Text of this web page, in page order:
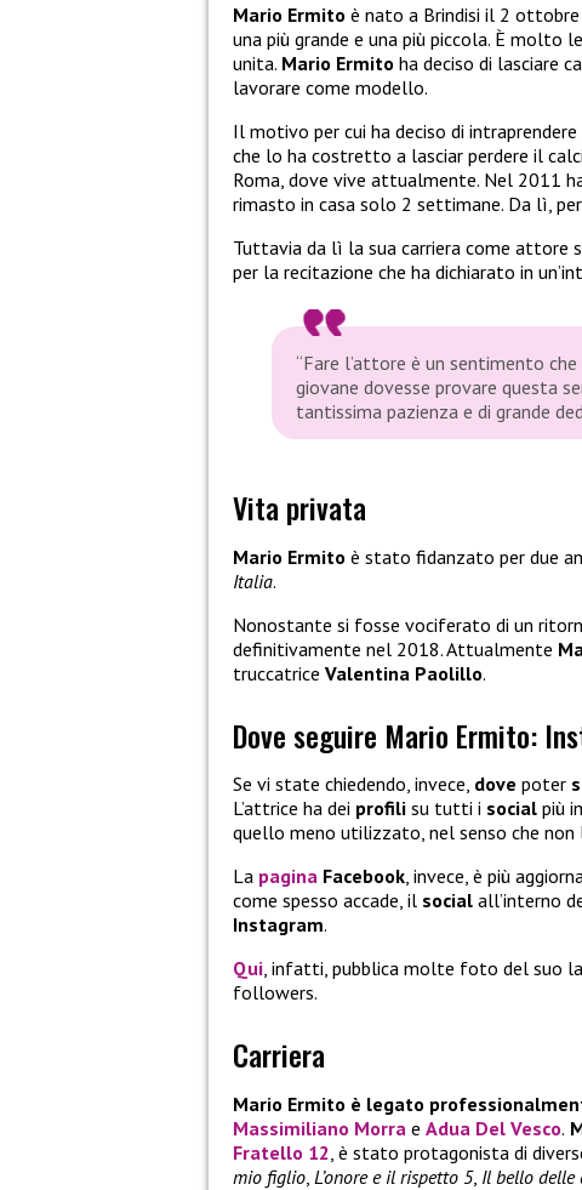
Mario Ermito è nato a Brindisi il 2
una più grande e una più piccola. È
unita. Mario Ermito ha deciso di lasciare
lavorare come modello.
Il motivo per cui ha deciso di
che lo ha costretto a lasciar perdere il
Roma, dove vive attualmente. Nel 2011
rimasto in casa solo 2 settimane. Da lì,
Tuttavia da lì la sua carriera come attore
per la recitazione che ha dichiarato in
“Fare l’attore è un sentimento
giovane dovesse provare questa
tantissima pazienza e di grande
Vita privata
Mario Ermito è stato fidanzato per due
Italia.
Nonostante si fosse vociferato di un
definitivamente nel 2018. Attualmente
truccatrice Valentina Paolillo.
Dove seguire Mario Ermito:
Se vi state chiedendo, invece, dove poter
L’attrice ha dei profili su tutti i social più
quello meno utilizzato, nel senso che non
La pagina Facebook, invece, è più
come spesso accade, il social all’interno
Instagram.
Qui, infatti, pubblica molte foto del suo
followers.
Carriera
Mario Ermito è legato
Massimiliano Morra e Adua Del Vesco.
Fratello 12 , è stato protagonista di
mio figlio L’onore e il rispetto 5, Il bello